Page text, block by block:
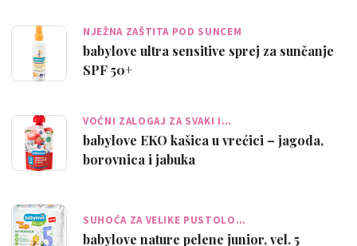
NJEŽNA ZAŠTITA POD SUNCEM
babylove ultra sensitive sprej za sunčanje
SPF 50+
VOĆNI ZALOGAJ ZA SVAKI I…
babylove EKO kašica u vrećici – jagoda,
borovnica i jabuka
SUHOĆA ZA VELIKE PUSTOLO…
babylove nature pelene junior, vel. 5